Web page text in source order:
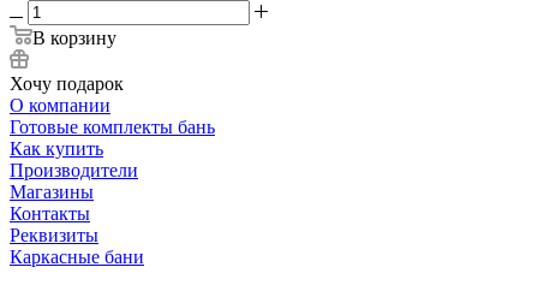
В корзину
Хочу подарок
О компании
Готовые комплекты бань
Как купить
Производители
Магазины
Контакты
Реквизиты
Каркасные бани